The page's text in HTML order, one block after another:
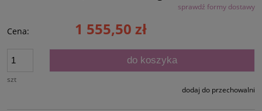
Cena nie zawiera ewentualnych kosztów płatnościsprawdź formy dostawy
Cena: 1 555,50 zł
szt
do koszyka
dodaj do przechowalni